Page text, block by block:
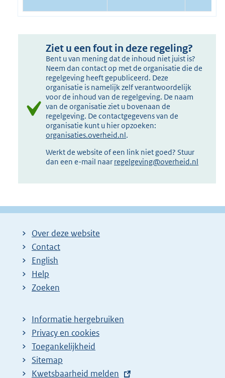
Ziet u een fout in deze regeling?
Bent u van mening dat de inhoud niet juist is?
Neem dan contact op met de organisatie die de
regelgeving heeft gepubliceerd. Deze
organisatie is namelijk zelf verantwoordelijk
voor de inhoud van de regelgeving. De naam
van de organisatie ziet u bovenaan de
regelgeving. De contactgegevens van de
organisatie kunt u hier opzoeken:
organisaties.overheid.nl.
Werkt de website of een link niet goed? Stuur
dan een e-mail naar regelgeving@overheid.nl
Over deze website
Contact
English
Help
Zoeken
Informatie hergebruiken
Privacy en cookies
Toegankelijkheid
Sitemap
E
Kwetsbaarheid melden